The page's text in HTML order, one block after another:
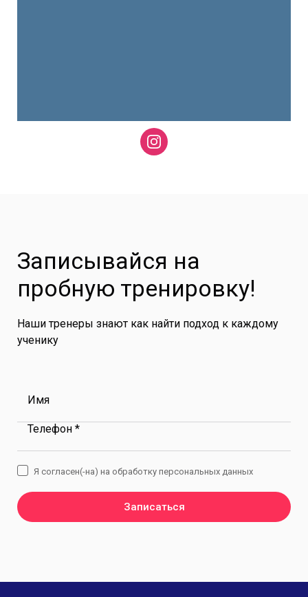
Записывайся на
пробную тренировку!
Наши тренеры знают как найти подход к каждому
ученику
Имя
Телефон *
Записаться
Я согласен(-на) на обработку персональных данных